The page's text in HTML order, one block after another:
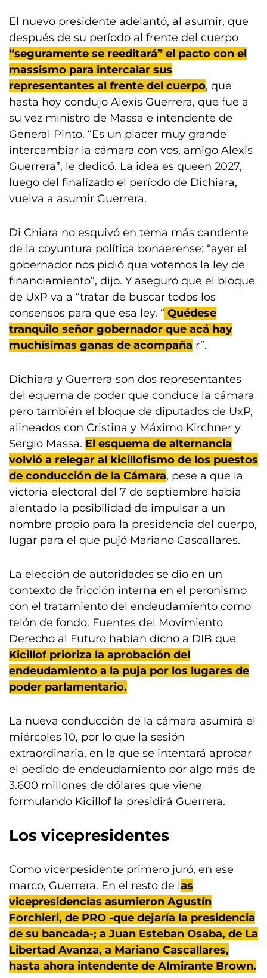
El nuevo presidente adelantó, al asumir, que
después de su período al frente del cuerpo
“seguramente se reeditará” el pacto con el
massismo para intercalar sus
representantes al frente del cuerpo, que
hasta hoy condujo Alexis Guerrera, que fue a
su vez ministro de Massa e intendente de
General Pinto. “Es un placer muy grande
intercambiar la cámara con vos, amigo Alexis
Guerrera”, le dedicó. La idea es queen 2027,
luego del finalizado el período de Dichiara,
vuelva a asumir Guerrera.
Di Chiara no esquivó en tema más candente
de la coyuntura política bonaerense: “ayer el
gobernador nos pidió que votemos la ley de
financiamiento”, dijo. Y aseguró que el bloque
de UxP va a “tratar de buscar todos los
consensos para que esa ley. “ Quédese
tranquilo señor gobernador que acá hay
muchísimas ganas de acompaña r”.
Dichiara y Guerrera son dos representantes
del equema de poder que conduce la cámara
pero también el bloque de diputados de UxP,
alineados con Cristina y Máximo Kirchner y
Sergio Massa. El esquema de alternancia
volvió a relegar al kicillofismo de los puestos
de conducción de la Cámara, pese a que la
victoria electoral del 7 de septiembre había
alentado la posibilidad de impulsar a un
nombre propio para la presidencia del cuerpo,
lugar para el que pujó Mariano Cascallares.
La elección de autoridades se dio en un
contexto de fricción interna en el peronismo
con el tratamiento del endeudamiento como
telón de fondo. Fuentes del Movimiento
Derecho al Futuro habían dicho a DIB que
Kicillof prioriza la aprobación del
endeudamiento a la puja por los lugares de
poder parlamentario.
La nueva conducción de la cámara asumirá el
miércoles 10, por lo que la sesión
extraordinaria, en la que se intentará aprobar
el pedido de endeudamiento por algo más de
3.600 millones de dólares que viene
formulando Kicillof la presidirá Guerrera.
Los vicepresidentes
Como vicerpesidente primero juró, en ese
marco, Guerrera. En el resto de las
vicepresidencias asumieron Agustín
Forchieri, de PRO -que dejaría la presidencia
de su bancada-; a Juan Esteban Osaba, de La
Libertad Avanza, a Mariano Cascallares,
hasta ahora intendente de Almirante Brown.